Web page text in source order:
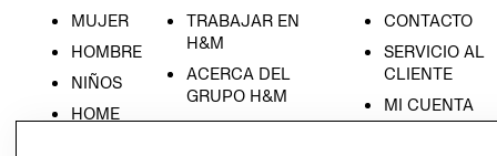
MUJER
HOMBRE
NIÑOS
HOME
TRABAJAR EN
H&M
ACERCA DEL
GRUPO H&M
RESPONSABILIDAD
CONTACTO
SERVICIO AL
CLIENTE
MI CUENTA